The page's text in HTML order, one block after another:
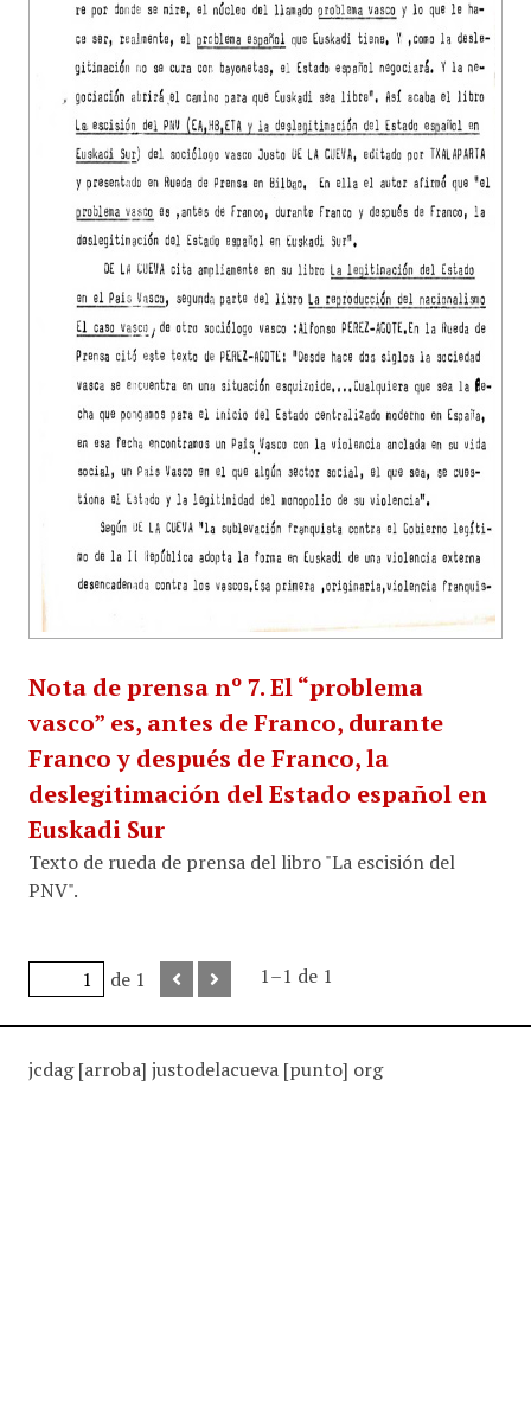
Nota de prensa nº 7. El “problema
vasco” es, antes de Franco, durante
Franco y después de Franco, la
deslegitimación del Estado español en
Euskadi Sur
Texto de rueda de prensa del libro "La escisión del
PNV".
de 1 1–1 de 1
jcdag [arroba] justodelacueva [punto] org